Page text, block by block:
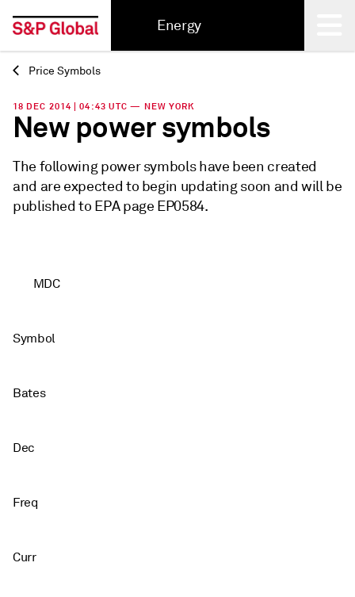
Energy
Back
Price Symbols
18 DEC 2014 | 04:43 UTC — NEW YORK
New power symbols
The following power symbols have been created
and are expected to begin updating soon and will be
published to EPA page EP0584.
MDC
Symbol
Bates
Dec
Freq
Curr